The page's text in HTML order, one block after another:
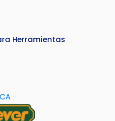
Herramientas